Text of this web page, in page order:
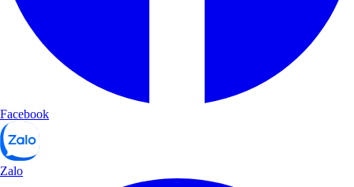
Facebook
Zalo